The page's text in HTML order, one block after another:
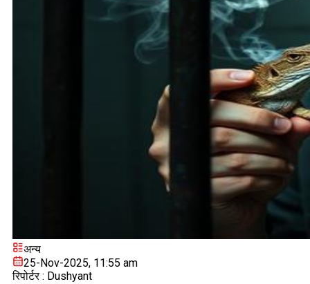
अन्य
25-Nov-2025, 11:55 am
रिपोर्टर : Dushyant